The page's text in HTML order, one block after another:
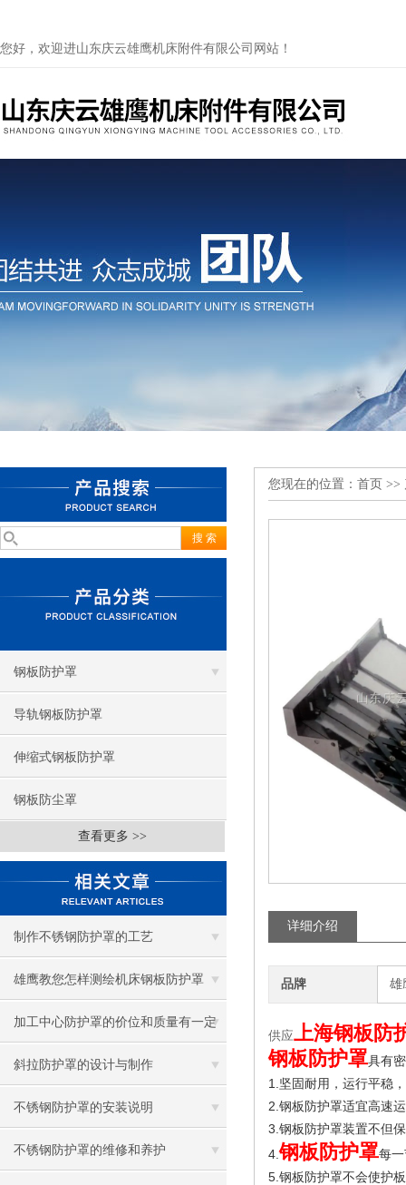
您好，欢迎进山东庆云雄鹰机床附件有限公司网站！
钢板防护罩
导轨钢板防护罩
伸缩式钢板防护罩
钢板防尘罩
查看更多 >>
制作不锈钢防护罩的工艺
雄鹰教您怎样测绘机床钢板防护罩
加工中心防护罩的价位和质量有一定
的关系
斜拉防护罩的设计与制作
不锈钢防护罩的安装说明
不锈钢防护罩的维修和养护
您现在的位置： 首页 >>
详细介绍
品牌 雄
供应上海钢板防
钢板防护罩具有
1. 坚固耐用，运行平稳
2. 钢板防护罩适宜高速
3. 钢板防护罩装置不但
4.钢板防护罩每
5. 钢板防护罩不会使护